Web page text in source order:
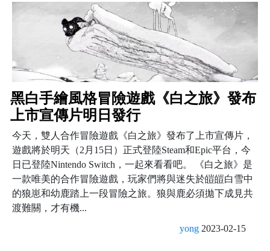
黑白手繪風格冒險遊戲《白之旅》發布
上市宣傳片明日發行
今天，雙人合作冒險遊戲《白之旅》發布了上市宣傳片，
遊戲將於明天（2月15日）正式登陸Steam和Epic平台，今
日已登陸Nintendo Switch，一起來看看吧。 《白之旅》是
一款唯美的合作冒險遊戲，玩家們將與迷失於皚皚白雪中
的狼崽和幼鹿踏上一段冒險之旅。狼與鹿必須拋下成見共
渡難關，才有機...
yong 2023-02-15